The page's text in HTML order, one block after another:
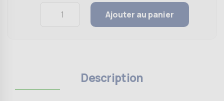
Ajouter au panier
Description